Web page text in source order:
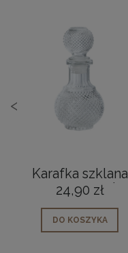
<
Karafka szklana
przezroczysta
24,90 zł
DO KOSZYKA